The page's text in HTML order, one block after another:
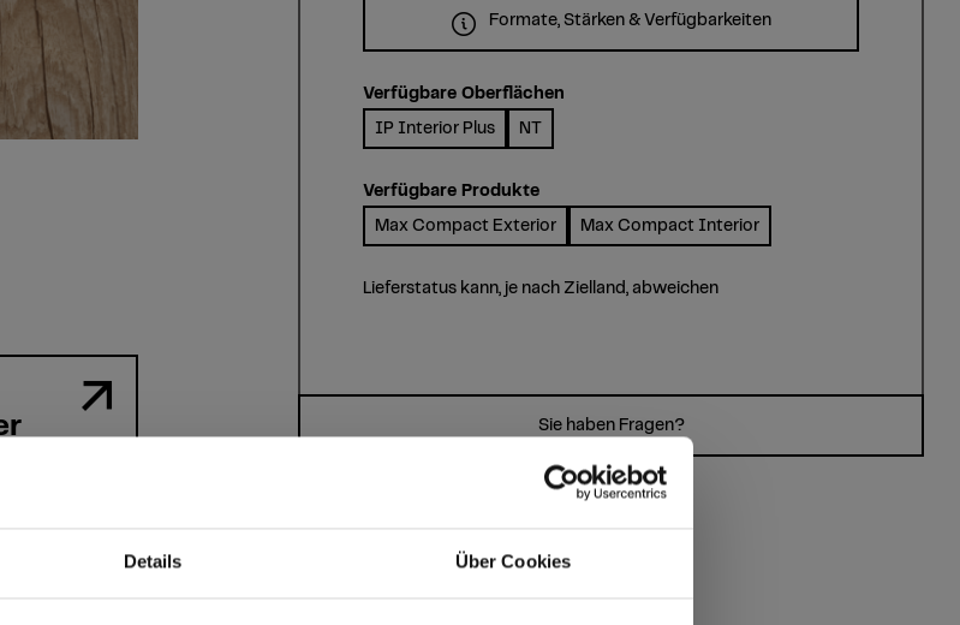
Details Über Cookies
Formate, Stärken & Verfügbarkeiten
Verfügbare Oberflächen
IP Interior Plus NT
Verfügbare Produkte
Max Compact Exterior Max Compact Interior
Lieferstatus kann, je nach Zielland, abweichen
Sie haben Fragen?